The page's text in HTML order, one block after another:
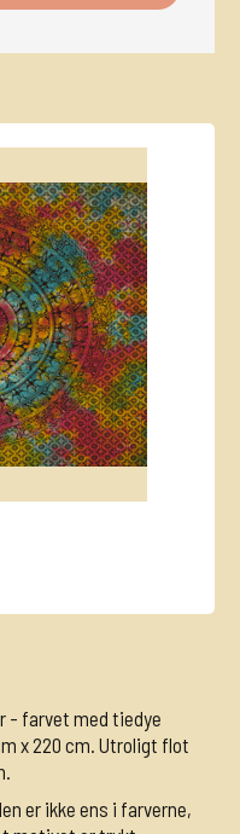
- farvet med tiedye
x 220 cm. Utroligt flot
er ikke ens i farverne,